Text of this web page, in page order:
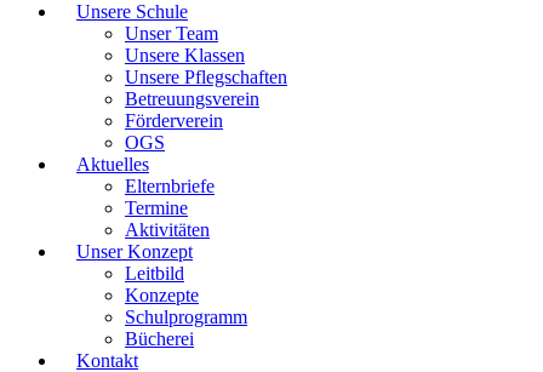
Unsere Schule
Unser Team
Unsere Klassen
Unsere Pflegschaften
Betreuungsverein
Förderverein
OGS
Aktuelles
Elternbriefe
Termine
Aktivitäten
Unser Konzept
Leitbild
Konzepte
Schulprogramm
Bücherei
Kontakt